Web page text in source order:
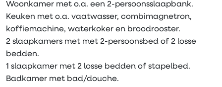
Woonkamer met o.a. een 2-persoonsslaapbank.
Keuken met o.a. vaatwasser, combimagnetron,
koffiemachine, waterkoker en broodrooster.
2 slaapkamers met met 2-persoonsbed of 2 losse
bedden.
1 slaapkamer met 2 losse bedden of stapelbed.
Badkamer met bad/douche.